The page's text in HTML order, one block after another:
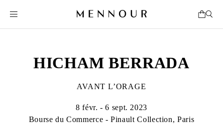
HICHAM BERRADA
AVANT L’ORAGE
8 févr. - 6 sept. 2023
Bourse du Commerce - Pinault Collection, Paris